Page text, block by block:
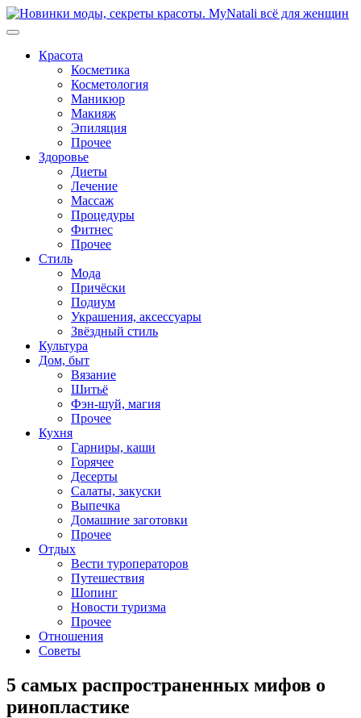
Перейти
к
Красота
Косметика
Косметология
Маникюр
Макияж
Эпиляция
Прочее
Здоровье
Диеты
Лечение
Массаж
Процедуры
Фитнес
Прочее
Стиль
Мода
Причёски
Подиум
Украшения, аксессуары
Звёздный стиль
Культура
Дом, быт
Вязание
Шитьё
Фэн-шуй, магия
Прочее
Кухня
Гарниры, каши
Горячее
Десерты
Салаты, закуски
Выпечка
Домашние заготовки
Прочее
Отдых
Вести туроператоров
Путешествия
Шопинг
Новости туризма
Прочее
Отношения
Советы
5 самых распространенных мифов о
ринопластике